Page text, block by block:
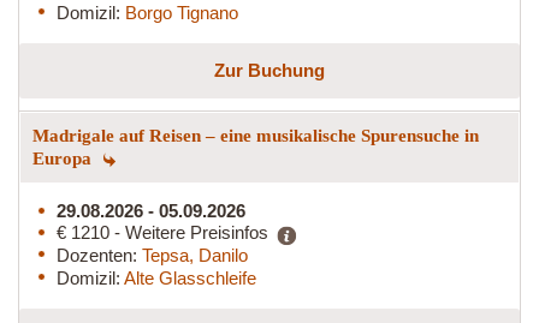
Domizil: Borgo Tignano
Zur Buchung
Madrigale auf Reisen – eine musikalische Spurensuche in
Europa
29.08.2026 - 05.09.2026
€ 1210 - Weitere Preisinfos
Dozenten: Tepsa, Danilo
Domizil: Alte Glasschleife